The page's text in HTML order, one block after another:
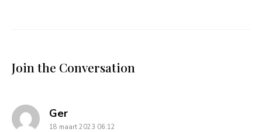
Join the Conversation
Gersays:
18 maart 2023 06:12